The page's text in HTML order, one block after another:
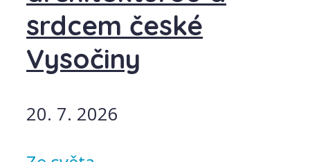
srdcem české
Vysočiny
20. 7. 2026